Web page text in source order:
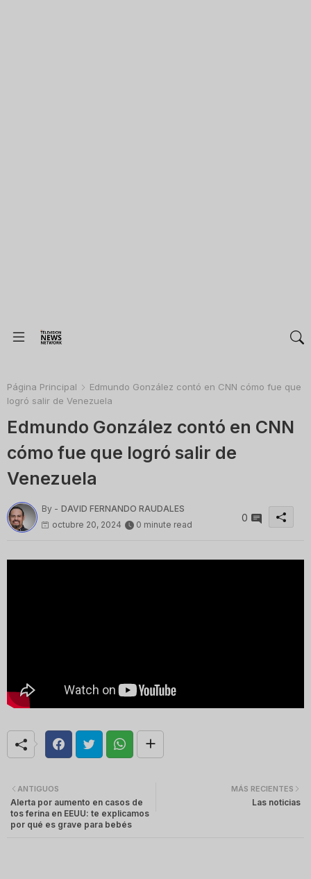
Página Principal
Edmundo González contó en CNN cómo fue que
logró salir de Venezuela
Edmundo González contó en CNN
cómo fue que logró salir de
Venezuela
By - DAVID FERNANDO RAUDALES
octubre 20, 2024
0 minute read
0
MÁS RECIENTES
Las noticias
ANTIGUOS
Alerta por aumento en casos de
tos ferina en EEUU: te explicamos
por qué es grave para bebés